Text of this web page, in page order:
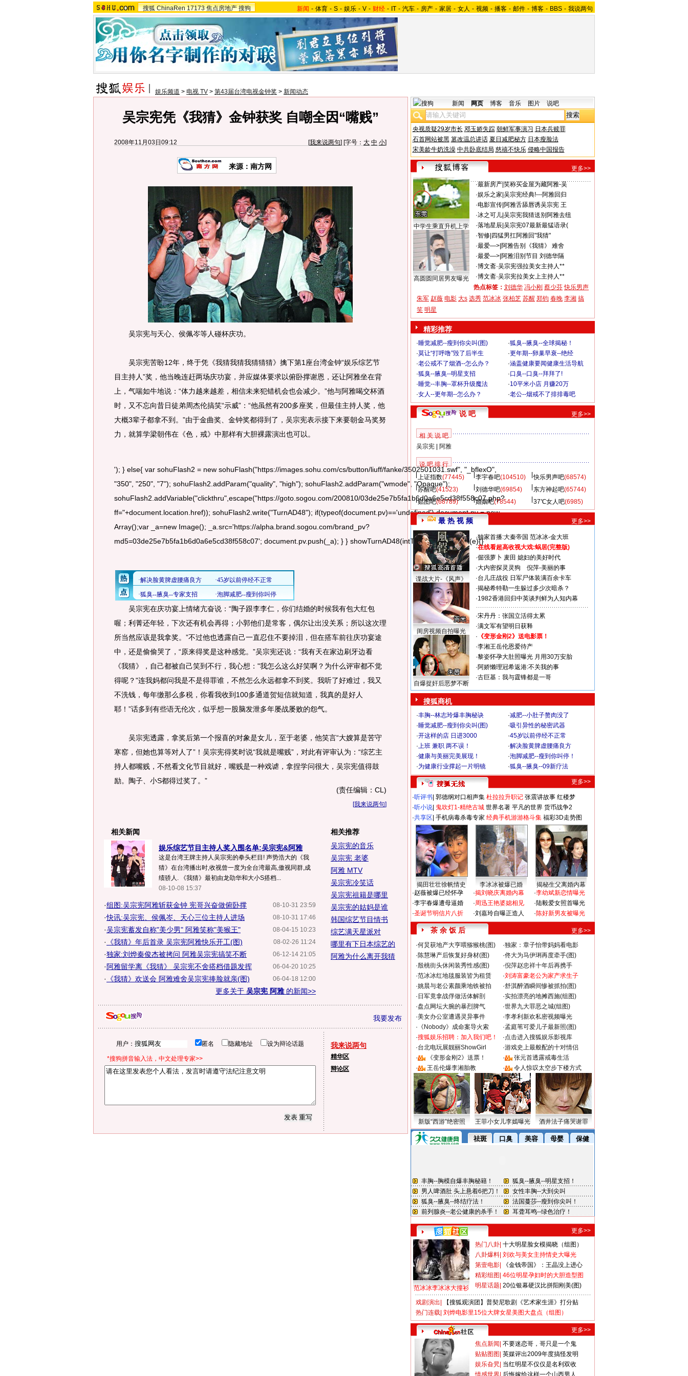
搜狐 ChinaRen 17173 焦点房地产 搜狗 新闻 - 体育 - S - 娱乐 - V - 财经 - IT - 汽车 - 房产 - 家居 - 女人 - 视频 - 播客 - 邮件 - 博客 - BBS - 我说两句
娱乐频道 > 电视 TV > 第43届台湾电视金钟奖 > 新闻动态
吴宗宪凭《我猜》金钟获奖 自嘲全因“嘴贱”
2008年11月03日09:12 [我来说两句] [字号： 大 中 小]
来源：南方网
吴宗宪与天心、侯佩岑等人碰杯庆功。
吴宗宪苦盼12年，终于凭《我猜我猜我猜猜猜》擒下第1座台湾金钟“娱乐综艺节
目主持人”奖，他当晚连赶两场庆功宴，并应媒体要求以俯卧撑谢恩，还让阿雅坐在背
上，气喘如牛地说：“体力越来越差，相信未来犯错机会也会减少。”他与阿雅喝交杯酒
时，又不忘向昔日徒弟周杰伦搞笑“示威”：“他虽然有200多座奖，但最佳主持人奖，他
大概3辈子都拿不到。”由于金曲奖、金钟奖都得到了，吴宗宪表示接下来要朝金马奖努
力，就算学梁朝伟在《色，戒》中那样有大胆裸露演出也可以。
'); } else{ var sohuFlash2 = new sohuFlash("https://images.sohu.com/cs/button/liuff/fanke/3502501031.swf", "_bflexO",
"350", "250", "7"); sohuFlash2.addParam("quality", "high"); sohuFlash2.addParam("wmode", "Opaque");
sohuFlash2.addVariable("clickthru",escape("https://goto.sogou.com/200810/03de25e7b5fa1b6d0a6e5cd38f558c07.php?
ff="+document.location.href)); sohuFlash2.write("TurnAD48"); if(typeof(document.pv)=='undefined') document.pv = new
Array();var _a=new Image(); _a.src='https://alpha.brand.sogou.com/brand_pv?
md5=03de25e7b5fa1b6d0a6e5cd38f558c07'; document.pv.push(_a); } } showTurnAD48(intTurnAD48); }catch(e){}
吴宗宪在庆功宴上情绪亢奋说：“陶子跟李李仁，你们结婚的时候我有包大红包
喔；利菁还年轻，下次还有机会再得；小郭他们是常客，偶尔让出没关系；所以这次理
所当然应该是我拿奖。”不过他也透露自己一直忍住不要掉泪，但在搭车前往庆功宴途
中，还是偷偷哭了，“原来得奖是这种感觉。”吴宗宪还说：“我有天在家边刷牙边看
《我猜》，自己都被自己笑到不行，我心想："我怎么这么好笑啊？为什么评审都不觉
得呢？"连我妈都问我是不是得罪谁，不然怎么永远都拿不到奖。我听了好难过，我又
不洗钱，每年缴那么多税，你看我收到100多通道贺短信就知道，我真的是好人
耶！”话多到有些语无伦次，似乎想一股脑发泄多年屡战屡败的怨气。
吴宗宪透露，拿奖后第一个报喜的对象是女儿，至于老婆，他笑言“大嫂算是苦守
寒窑，但她也算等对人了”！吴宗宪得奖时说“我就是嘴贱”，对此有评审认为：“综艺主
持人都嘴贱，不然看文化节目就好，嘴贱是一种戏谑，拿捏学问很大，吴宗宪值得鼓
励。陶子、小S都得过奖了。”
(责任编辑：CL)
[我来说两句]
相关新闻
娱乐综艺节目主持人奖入围名单:吴宗宪&阿雅
这是台湾王牌主持人吴宗宪的拳头栏目! 声势浩大的《我
猜》在台湾播出时,收视曾一度为全台湾最高,傲视同群,成
绩骄人. 《我猜》最初由龙劭华和大小S搭档...
08-10-08 15:37
08-10-31 23:59
·组图:吴宗宪阿雅斩获金钟 宪哥兴奋做俯卧撑
08-10-31 17:46
·快讯:吴宗宪、侯佩岑、天心三位主持人进场
08-04-15 10:23
·吴宗宪蓄发自称"美少男" 阿雅笑称"美猴王"
08-02-26 11:24
· 《我猜》年后首录 吴宗宪阿雅快乐开工(图)
06-12-14 21:05
·独家:刘烨秦俊杰被拷问 阿雅吴宗宪搞笑不断
06-04-20 10:25
· 阿雅留学离《我猜》 吴宗宪不舍搭档借题发挥
06-04-18 12:00
·
《我猜》欢送会 阿雅难舍吴宗宪捧脸就亲(图)
更多关于 吴宗宪 阿雅的新闻>>
相关推荐
吴宗宪的音乐
吴宗宪 老婆
阿雅 MTV
吴宗宪冷笑话
吴宗宪祖籍是哪里
吴宗宪的姑妈是谁
韩国综艺节目情书
综艺满天星派对
哪里有下日本综艺的
阿雅为什么离开我猜
我要发布
用户： 匿名 隐藏地址 设为辩论话题
*搜狗拼音输入法，中文处理专家>>
我来说两句
精华区
辩论区
新闻 网页 博客 音乐 图片 说吧
央视质疑29岁市长 邓玉娇失踪 朝鲜军事演习 日本兵赎罪
石首网站被黑 篡改温总讲话 夏日减肥秘方 日本瘦脸法
宋美龄牛奶洗澡 中共卧底结局 慈禧不快乐 侵略中国报告
更多>>
中学生乘直升机上学
高圆圆同居男友曝光
·最新房产| 笑称买金屋为藏阿雅-吴
·娱乐之家 吴宗宪经典!---阿雅回归
·电影宣传| 阿雅舌舔唇诱吴宗宪 王
·冰之可儿| 吴宗宪我猜送别阿雅去纽
·落地星辰 吴宗宪07最新最猛语录(
·智修| 四猛男扛阿雅回"我猜"
·最爱—>| 阿雅告别《我猜》 难舍
·最爱—>| 阿雅泪别节目 刘德华隔
·博文斋·吴宗宪强拉美女主持人**
·博文斋·吴宗宪拉美女上主持人**
热点标签： 刘德华 冯小刚 蔡少芬 快乐男声
朱军 赵薇 电影 大s 选秀 范冰冰 张柏芝 苏醒 郑钧 春晚 李湘 搞
笑 明星
精彩推荐
·睡觉减肥--瘦到你尖叫(图) ·狐臭--腋臭--全球揭秘！
·莫让“打呼噜”毁了后半生 ·更年期--卵巢早衰--绝经
·老公戒不了烟酒--怎么办？ ·涵盖健康要闻健康生活导航
·狐臭--腋臭--明星支招 ·口臭--口臭--拜拜了!
·睡觉--丰胸--罩杯升级魔法 ·10平米小店 月赚20万
·女人--更年期--怎么办？ ·老公--烟戒不了排排毒吧
说 吧 更多>>
相 关 说 吧
吴宗宪| 阿雅
说 吧 排 行
上证指数(77445) 李宇春吧(104510) 快乐男声吧(68574)
苏醒吧(41523) 刘德华吧(69854) 东方神起吧(65744)
贴图吧(68789) 婚姻吧(78544) 37℃女人吧(6985)
最 热 视 频 更多>>
谍战大片-《风声》
闺房视频自拍曝光
自爆捉奸后恶梦不断
·独家首播:大秦帝国 范冰冰-金大班
·在线看超高收视大戏:蜗居(完整版)
·倔强萝卜 麦田 媳妇的美好时代
·大内密探灵灵狗
倪萍-美丽的事
·台儿庄战役 日军尸体装满百余卡车
·揭秘希特勒一生躲过多少次暗杀？
·1982香港回归中英谈判鲜为人知内幕
·宋丹丹：张国立活得太累
·满文军有望明日获释
· 《变形金刚2》送电影票！
·李湘王岳伦恩爱待产
·黎姿怀孕大肚照曝光 月用30万安胎
·阿娇懒理冠希返港:不关我的事
·古巨基：我与霆锋都是一哥
搜狐商机
·丰胸--林志玲爆丰胸秘诀 ·减肥--小肚子赘肉没了
·睡觉减肥--瘦到你尖叫(图) ·吸引异性的秘密武器
·开这样的店 日进3000 ·45岁以前停经不正常
·上班 兼职 两不误！ ·解决脸黄脾虚腰痛良方
·健康与美丽完美展现！ ·泡脚减肥--瘦到你叫停！
·为健康行业撑起一片明镜 ·狐臭--腋臭--09新疗法
更多>>
·听评书 郭德纲对口相声集 杜拉拉升职记 张震讲故事 红楼梦
·听小说 鬼吹灯1-精绝古城 世界名著 平凡的世界 货币战争2
·共享区 手机病毒杀毒专家 经典手机游游格斗集 福彩3D走势图
揭田壮壮徐帆情史 李冰冰被爆已婚
揭秘生父离婚内幕
·赵薇被爆已经怀孕
·李宇春爆遭母逼婚
·圣诞节明信片八折
·揭刘晓庆离婚内幕
·周迅王艳婆媳相见
·刘嘉玲自曝正造人
·李幼斌新恋情曝光
·陆毅爱女照首曝光
·陈好新男友被曝光
茶 余 饭 后
更多>>
·何炅获地产大亨喂猕猴桃(图) ·独家：章子怡带妈妈看电影
·陈慧琳产后恢复好身材(图) ·佟大为马伊琍再度牵手(图)
·殷桃街头休闲装秀性感(图) ·倪萍赵忠祥十年后再携手
·范冰冰红地毯服装皆为租赁 ·刘涛富豪老公为家产求生子
·姚晨与老公素颜乘地铁被拍 ·舒淇醉酒瞬间惨被抓拍(图)
· 日军竟拿战俘做活体解剖 ·实拍漂亮的地摊西施(组图)
·盘点网坛大腕的暴烈脾气 ·世界九大罪恶之城(组图)
·美女办公室遭遇灵异事件 ·李孝利新欢私密视频曝光
· 《Nobody》成命案导火索 ·孟庭苇可爱儿子最新照(图)
·搜狐娱乐招聘：加入我们吧！ ·点击进入搜狐娱乐影视库
·台北电玩展靓丽ShowGirl ·游戏史上最般配的十对情侣
·
《变形金刚2》送票！ ·
张元首透露戒毒生活
·
王岳伦爆李湘胎教 · 令人惊叹太空步下楼方式
新版“西游”绝密照 王菲小女儿李嫣曝光 酒井法子痛哭谢罪
更多>>
范冰冰李冰冰大撞衫
热门八卦 十大明星脸女模揭晓（组图）
八卦爆料 刘欢与美女主持情史大曝光
第壹电影
《金钱帝国》：王晶没上进心
精彩组图 46位明星孕妇时的大胆造型图
明星话题 20位银幕硬汉比拼阳刚美(图)
戏剧演出
【搜狐观演团】普契尼歌剧《艺术家生涯》打分贴
热门连载 刘烨电影里15位大牌女星美图大盘点（组图）
更多>>
焦点新闻 不要迷恋哥，哥只是一个鬼
贴贴图图 英媒评出2009年度搞怪发明
娱乐旮旯 当红明星不仅仅是名利双收
情感世界 后悔嫁给这样一个山西男人